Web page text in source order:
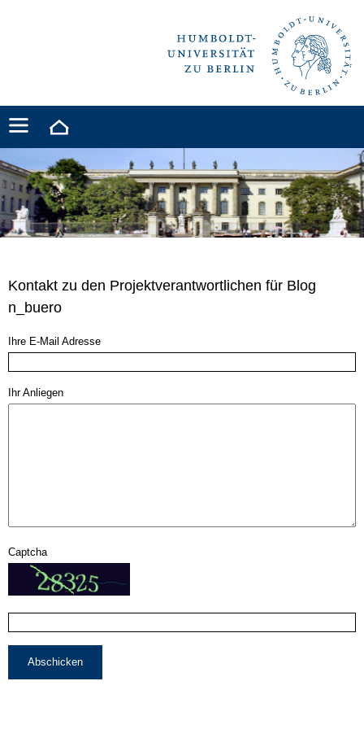
Kontakt zu den Projektverantwortlichen für Blog
n_buero
Ihre E-Mail Adresse
Ihr Anliegen
Captcha
Abschicken